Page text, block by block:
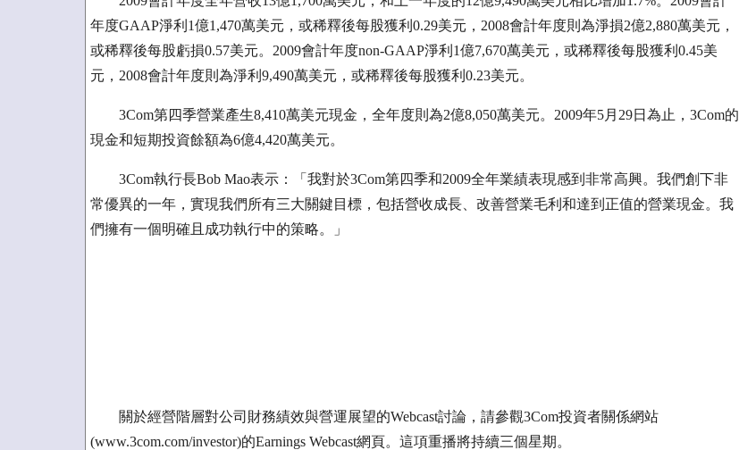
年度GAAP淨利1億1,470萬美元，或稀釋後每股獲利0.29美元，2008會計年度則為淨損2億2,880萬美元，
或稀釋後每股虧損0.57美元。2009會計年度non-GAAP淨利1億7,670萬美元，或稀釋後每股獲利0.45美
元，2008會計年度則為淨利9,490萬美元，或稀釋後每股獲利0.23美元。
3Com第四季營業產生8,410萬美元現金，全年度則為2億8,050萬美元。2009年5月29日為止，3Com的
現金和短期投資餘額為6億4,420萬美元。
3Com執行長Bob Mao表示：「我對於3Com第四季和2009全年業績表現感到非常高興。我們創下非
常優異的一年，實現我們所有三大關鍵目標，包括營收成長、改善營業毛利和達到正值的營業現金。我
們擁有一個明確且成功執行中的策略。」
關於經營階層對公司財務績效與營運展望的Webcast討論，請參觀3Com投資者關係網站
(www.3com.com/investor)的Earnings Webcast網頁。這項重播將持續三個星期。